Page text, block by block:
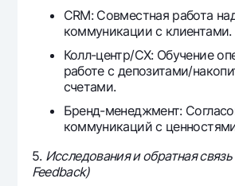
CRM: Совместная работа
коммуникации с клиентами.
Колл-центр/CX: Обучение
работе с депозитами/
счетами.
Бренд-менеджмент:
коммуникаций с
5. Исследования и обратная связь
Feedback)